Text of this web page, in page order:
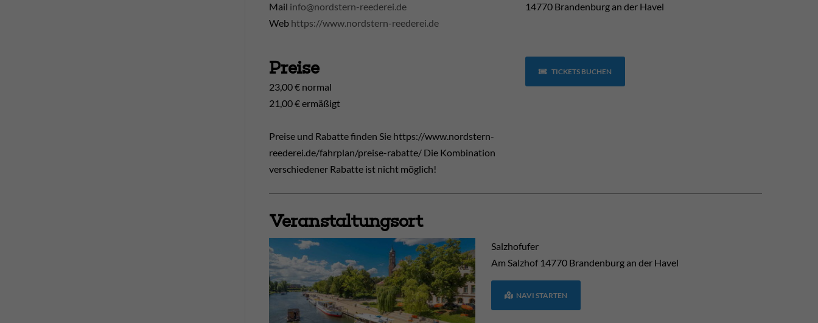
Mail info@nordstern-reederei.de
Web https://www.nordstern-reederei.de
14770 Brandenburg an der Havel
Preise
23,00 € normal
21,00 € ermäßigt
Preise und Rabatte finden Sie https://www.nordstern-
reederei.de/fahrplan/preise-rabatte/ Die Kombination
verschiedener Rabatte ist nicht möglich!
TICKETS BUCHEN
Veranstaltungsort
Salzhofufer
Am Salzhof 14770 Brandenburg an der Havel
NAVI STARTEN